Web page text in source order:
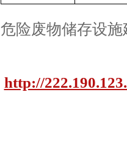
危险废物储存设
http://